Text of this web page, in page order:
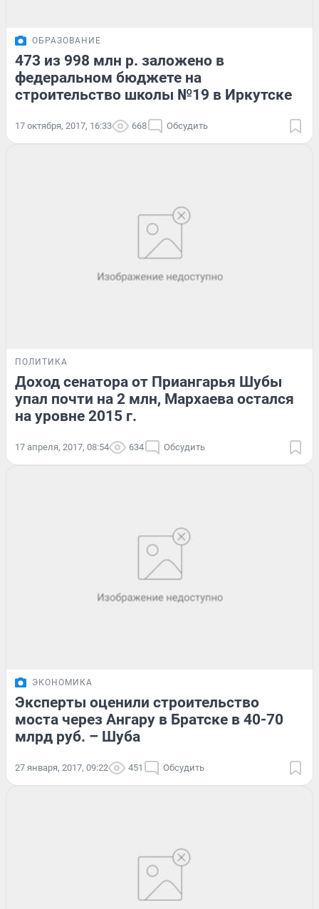
ОБРАЗОВАНИЕ
473 из 998 млн р. заложено в
федеральном бюджете на
строительство школы №19 в Иркутске
17 октября, 2017, 16:33 668 Обсудить
ПОЛИТИКА
Доход сенатора от Приангарья Шубы
упал почти на 2 млн, Мархаева остался
на уровне 2015 г.
17 апреля, 2017, 08:54 634 Обсудить
ЭКОНОМИКА
Эксперты оценили строительство
моста через Ангару в Братске в 40-70
млрд руб. – Шуба
27 января, 2017, 09:22 451 Обсудить